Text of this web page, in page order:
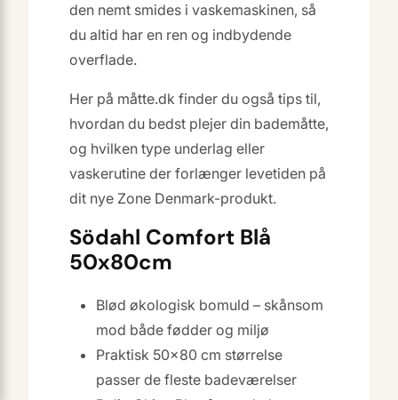
den nemt smides i vaskemaskinen, så
du altid har en ren og indbydende
overflade.
Her på måtte.dk finder du også tips til,
hvordan du bedst plejer din bademåtte,
og hvilken type underlag eller
vaskerutine der forlænger levetiden på
dit nye Zone Denmark-produkt.
Södahl Comfort Blå
50x80cm
Blød økologisk bomuld – skånsom
mod både fødder og miljø
Praktisk 50×80 cm størrelse
passer de fleste badeværelser